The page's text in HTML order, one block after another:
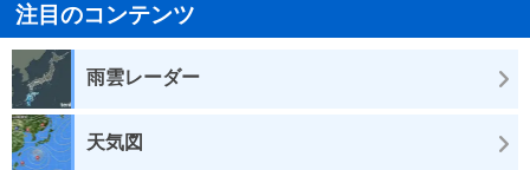
注目のコンテンツ
雨雲レーダー
天気図